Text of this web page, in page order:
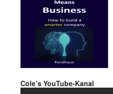
Cole’s YouTube-Kanal